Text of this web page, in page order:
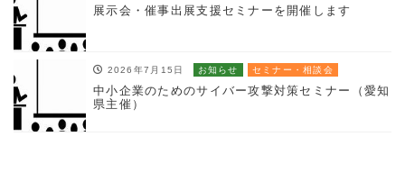
展示会・催事出展支援セミナーを開催します
2026年7月15日 お知らせ セミナー・相談会
中小企業のためのサイバー攻撃対策セミナー（愛知
県主催）